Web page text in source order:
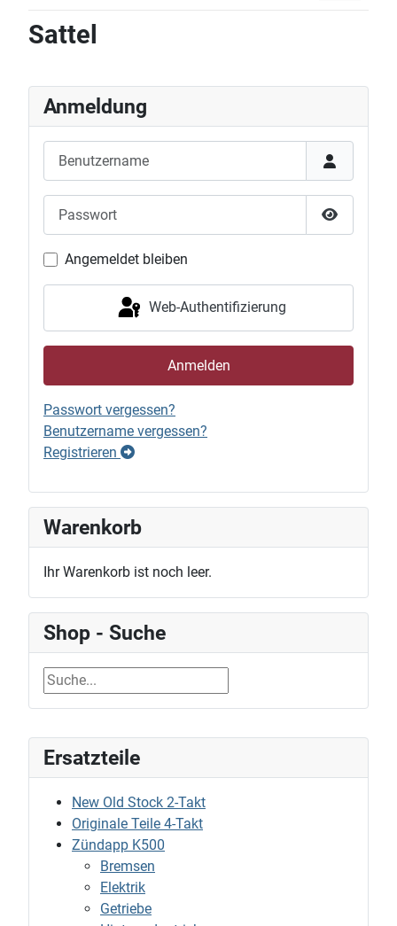
Ersatzteile
New Old Stock 2-Takt
Originale Teile 4-Takt
Zündapp K500
Bremsen
Elektrik
Getriebe
Sattel
Anmeldung
Passwort
Angemeldet bleiben
Web-Authentifizierung
Anmelden
Passwort vergessen?
Benutzername vergessen?
Registrieren
Warenkorb
Ihr Warenkorb ist noch leer.
Shop - Suche